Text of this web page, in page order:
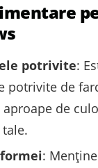
potrivite:
potrivite de
de
: